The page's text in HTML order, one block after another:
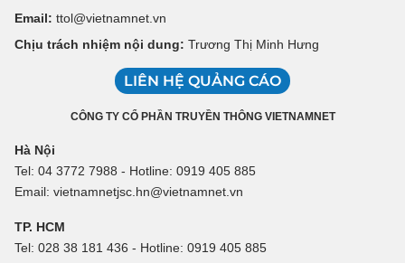
Email: ttol@vietnamnet.vn
Chịu trách nhiệm nội dung: Trương Thị Minh Hưng
LIÊN HỆ QUẢNG CÁO
CÔNG TY CỔ PHẦN TRUYỀN THÔNG VIETNAMNET
Hà Nội
Tel: 04 3772 7988 - Hotline: 0919 405 885
Email: vietnamnetjsc.hn@vietnamnet.vn
TP. HCM
Tel: 028 38 181 436 - Hotline: 0919 405 885